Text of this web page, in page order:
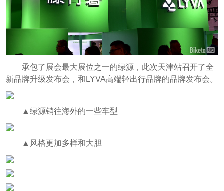
承包了展会最大展位之一的绿源，此次天津站召开了全
新品牌升级发布会，和LYVA高端轻出行品牌的品牌发布会。
▲绿源销往海外的一些车型
▲风格更加多样和大胆